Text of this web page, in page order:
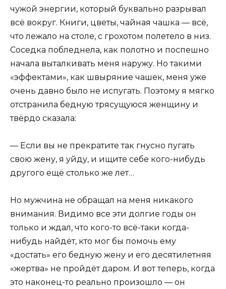
чужой энергии, который буквально разрывал
всё вокруг. Книги, цветы, чайная чашка — всё,
что лежало на столе, с грохотом полетело в низ.
Соседка побледнела, как полотно и поспешно
начала выталкивать меня наружу. Но такими
«эффектами», как швыряние чашек, меня уже
очень давно было не испугать. Поэтому я мягко
отстранила бедную трясущуюся женщину и
твёрдо сказала:
— Если вы не прекратите так гнусно пугать
свою жену, я уйду, и ищите себе кого-нибудь
другого ещё столько же лет…
Но мужчина не обращал на меня никакого
внимания. Видимо все эти долгие годы он
только и ждал, что кого-то всё-таки когда-
нибудь найдёт, кто мог бы помочь ему
«достать» его бедную жену и его десятилетняя
«жертва» не пройдёт даром. И вот теперь, когда
это наконец-то реально произошло — он